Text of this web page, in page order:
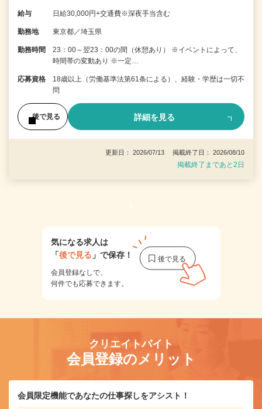
給与 日給30,000円+交通費※深夜手当含む
勤務地 東京都／埼玉県
勤務時間
23：00～翌23：00の間（休憩あり） ※イベントによって、
時間帯の変動あり ※一定…
応募資格
18歳以上（労働基準法第61条による）、経験・学歴は一切不
問
後で見る 詳細を見る
更新日： 2026/07/13 掲載終了日： 2026/08/10
掲載終了まであと2日
1
気になる求人は
「後で見る 」で保存！
会員登録なしで、
何件でも応募できます。
クリエイトバイト
会員登録のメリット
会員限定機能であなたの仕事探しをアシスト！